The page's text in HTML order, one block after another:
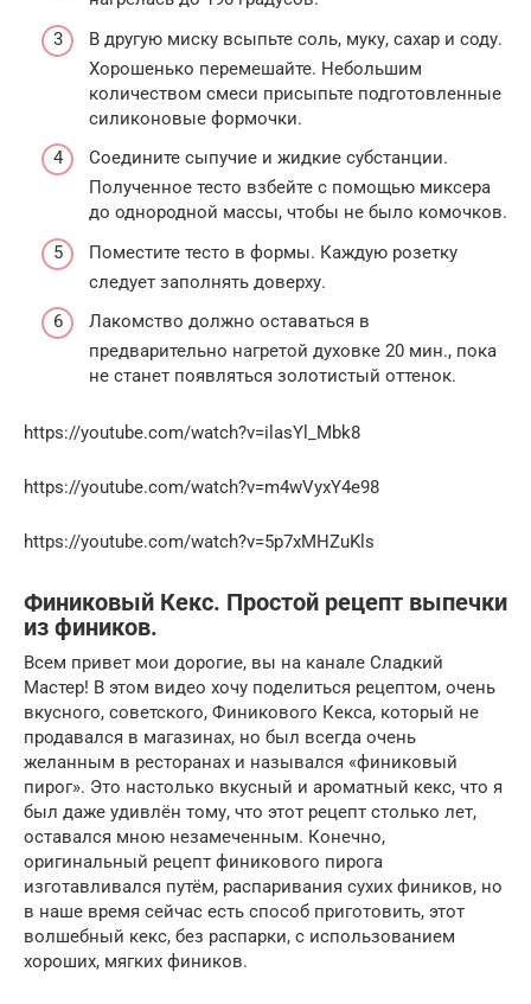
В другую миску всыпьте соль, муку, сахар и соду.
Хорошенько перемешайте. Небольшим
количеством смеси присыпьте подготовленные
силиконовые формочки.
Соедините сыпучие и жидкие субстанции.
Полученное тесто взбейте с помощью миксера
до однородной массы, чтобы не было комочков.
Поместите тесто в формы. Каждую розетку
следует заполнять доверху.
Лакомство должно оставаться в
предварительно нагретой духовке 20 мин., пока
не станет появляться золотистый оттенок.
https://youtube.com/watch?v=ilasYl_Mbk8
https://youtube.com/watch?v=m4wVyxY4e98
https://youtube.com/watch?v=5p7xMHZuKls
Финиковый Кекс. Простой рецепт выпечки
из фиников.
Всем привет мои дорогие, вы на канале Сладкий
Мастер! В этом видео хочу поделиться рецептом, очень
вкусного, советского, Финикового Кекса, который не
продавался в магазинах, но был всегда очень
желанным в ресторанах и назывался «финиковый
пирог». Это настолько вкусный и ароматный кекс, что я
был даже удивлён тому, что этот рецепт столько лет,
оставался мною незамеченным. Конечно,
оригинальный рецепт финикового пирога
изготавливался путём, распаривания сухих фиников, но
в наше время сейчас есть способ приготовить, этот
волшебный кекс, без распарки, с использованием
хороших, мягких фиников.